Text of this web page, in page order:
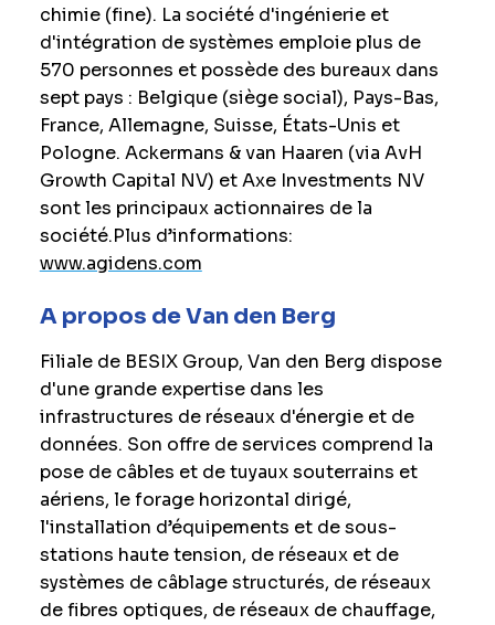
chimie (fine). La société d'ingénierie et
d'intégration de systèmes emploie plus de
570 personnes et possède des bureaux dans
sept pays : Belgique (siège social), Pays-Bas,
France, Allemagne, Suisse, États-Unis et
Pologne. Ackermans & van Haaren (via AvH
Growth Capital NV) et Axe Investments NV
sont les principaux actionnaires de la
société.Plus d’informations:
www.agidens.com
A propos de Van den Berg
Filiale de BESIX Group, Van den Berg dispose
d'une grande expertise dans les
infrastructures de réseaux d'énergie et de
données. Son offre de services comprend la
pose de câbles et de tuyaux souterrains et
aériens, le forage horizontal dirigé,
l'installation d’équipements et de sous-
stations haute tension, de réseaux et de
systèmes de câblage structurés, de réseaux
de fibres optiques, de réseaux de chauffage,